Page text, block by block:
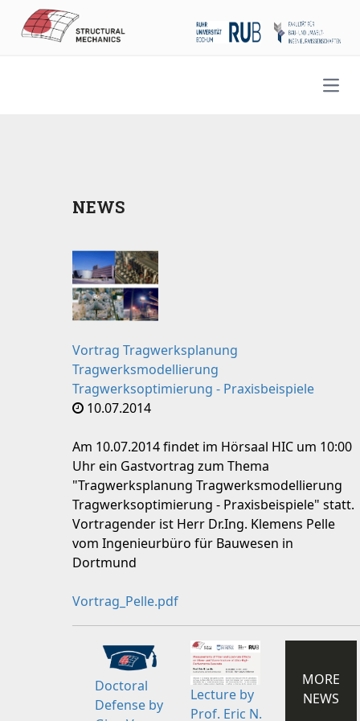
NEWS
Vortrag Tragwerksplanung
Tragwerksmodellierung
Tragwerksoptimierung - Praxisbeispiele
10.07.2014
Am 10.07.2014 findet im Hörsaal HIC um 10:00
Uhr ein Gastvortrag zum Thema
"Tragwerksplanung Tragwerksmodellierung
Tragwerksoptimierung - Praxisbeispiele" statt.
Vortragender ist Herr Dr.Ing. Klemens Pelle
vom Ingenieurbüro für Bauwesen in
Dortmund
Vortrag_Pelle.pdf
Doctoral
Defense by
Lecture by
Prof. Eric N.
MORE
NEWS